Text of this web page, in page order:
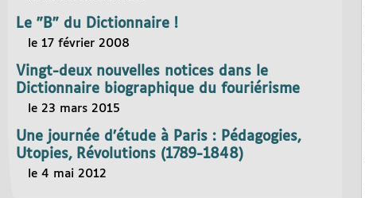
Le "B" du Dictionnaire !
le 17 février 2008
Vingt-deux nouvelles notices dans le
Dictionnaire biographique du fouriérisme
le 23 mars 2015
Une journée d’étude à Paris : Pédagogies,
Utopies, Révolutions (1789-1848)
le 4 mai 2012